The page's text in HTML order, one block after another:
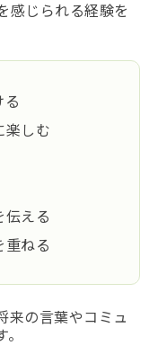
感じられる経験を
楽しむ
伝える
重ねる
来の言葉やコミュ